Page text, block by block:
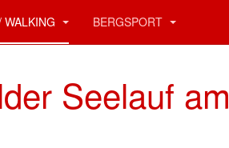
WALKING BERGSPORT
Seelauf am